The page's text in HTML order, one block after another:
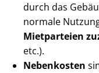
durch das
normale
Mietparteien
etc.).
Nebenkosten